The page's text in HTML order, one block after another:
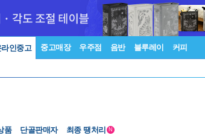
라인중고 중고매장 우주점 음반 블루레이 커피
품 단골판매자 최종 땡처리 N